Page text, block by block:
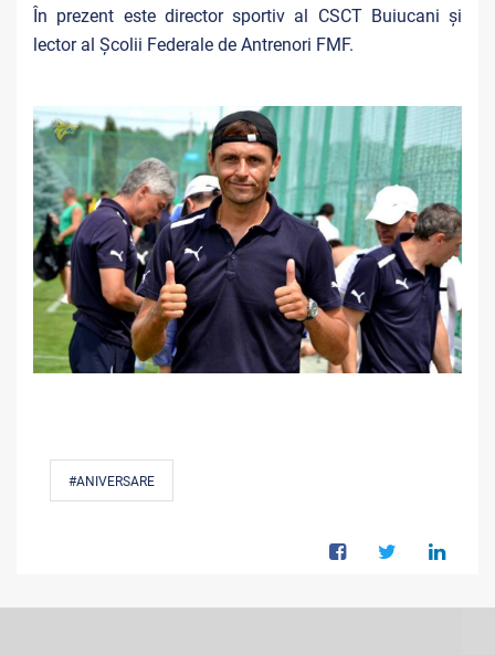
În prezent este director sportiv al CSCT Buiucani și
lector al Școlii Federale de Antrenori FMF.
#ANIVERSARE